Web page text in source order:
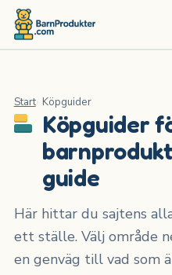
Start Köpguider
Köpguider
guide
Här hittar du sajtens
ett ställe. Välj område
en genväg till vad som